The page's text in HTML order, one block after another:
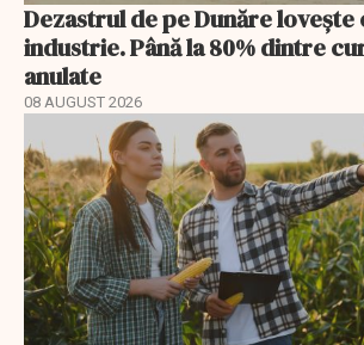
Dezastrul de pe Dunăre lovește
industrie. Până la 80% dintre
anulate
08 AUGUST 2026